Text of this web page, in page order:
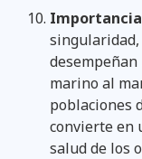
singularidad,
marino al
poblaciones
convierte en
salud de los